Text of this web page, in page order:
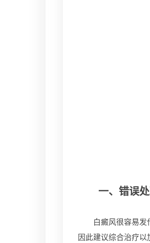
一、错误处
白癜风很容易发作
因此建议综合治疗